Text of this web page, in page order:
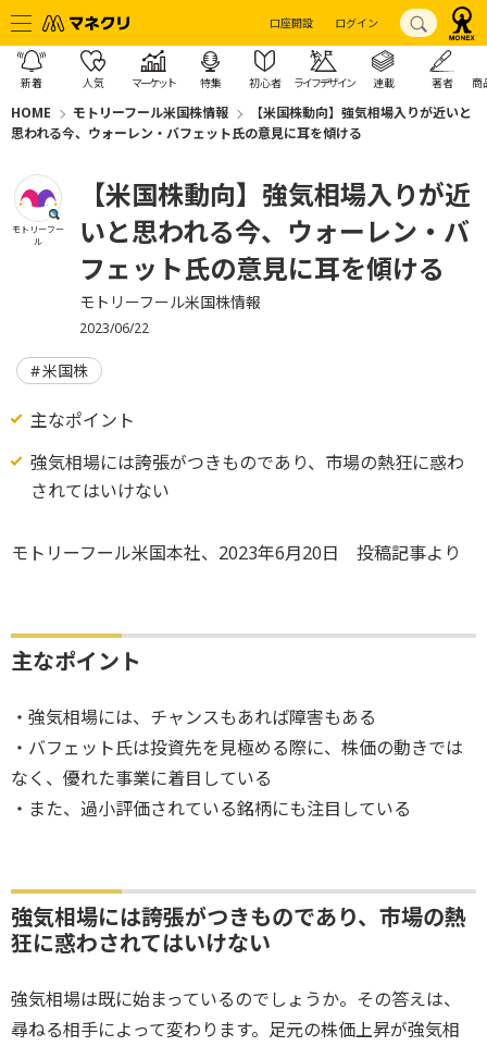
口座開設 ログイン
新着 人気 マーケット 特集 初心者 ライフデザイン 連載 著者 商
HOME モトリーフール米国株情報
【米国株動向】強気相場入りが近いと
思われる今、ウォーレン・バフェット氏の意見に耳を傾ける
モトリーフー
ル
【米国株動向】強気相場入りが近
いと思われる今、ウォーレン・バ
フェット氏の意見に耳を傾ける
モトリーフール米国株情報
2023/06/22
米国株
主なポイント
強気相場には誇張がつきものであり、市場の熱狂に惑わ
されてはいけない
モトリーフール米国本社、2023年6月20日 投稿記事より
主なポイント
・強気相場には、チャンスもあれば障害もある
・バフェット氏は投資先を見極める際に、株価の動きでは
なく、優れた事業に着目している
・また、過小評価されている銘柄にも注目している
強気相場には誇張がつきものであり、市場の熱
狂に惑わされてはいけない
強気相場は既に始まっているのでしょうか。その答えは、
尋ねる相手によって変わります。足元の株価上昇が強気相